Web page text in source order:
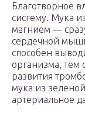
Благотворное
систему. Мука
магнием —
сердечной
способен
организма, тем
развития
мука из
артериальное